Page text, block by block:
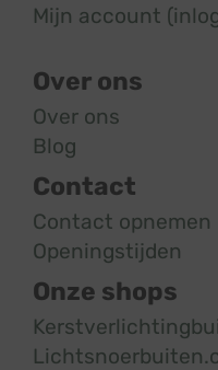
Mijn account
Over ons
Over ons
Blog
Contact
Contact opnemen
Openingstijden
Onze shops